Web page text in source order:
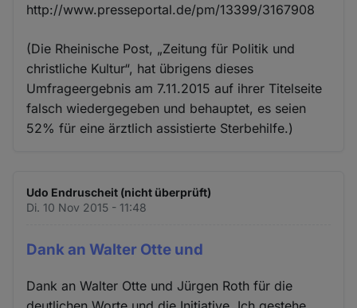
http://www.presseportal.de/pm/13399/3167908
(Die Rheinische Post, „Zeitung für Politik und
christliche Kultur“, hat übrigens dieses
Umfrageergebnis am 7.11.2015 auf ihrer Titelseite
falsch wiedergegeben und behauptet, es seien
52% für eine ärztlich assistierte Sterbehilfe.)
Udo Endruscheit (nicht überprüft)
Di. 10 Nov 2015 - 11:48
Dank an Walter Otte und
Dank an Walter Otte und Jürgen Roth für die